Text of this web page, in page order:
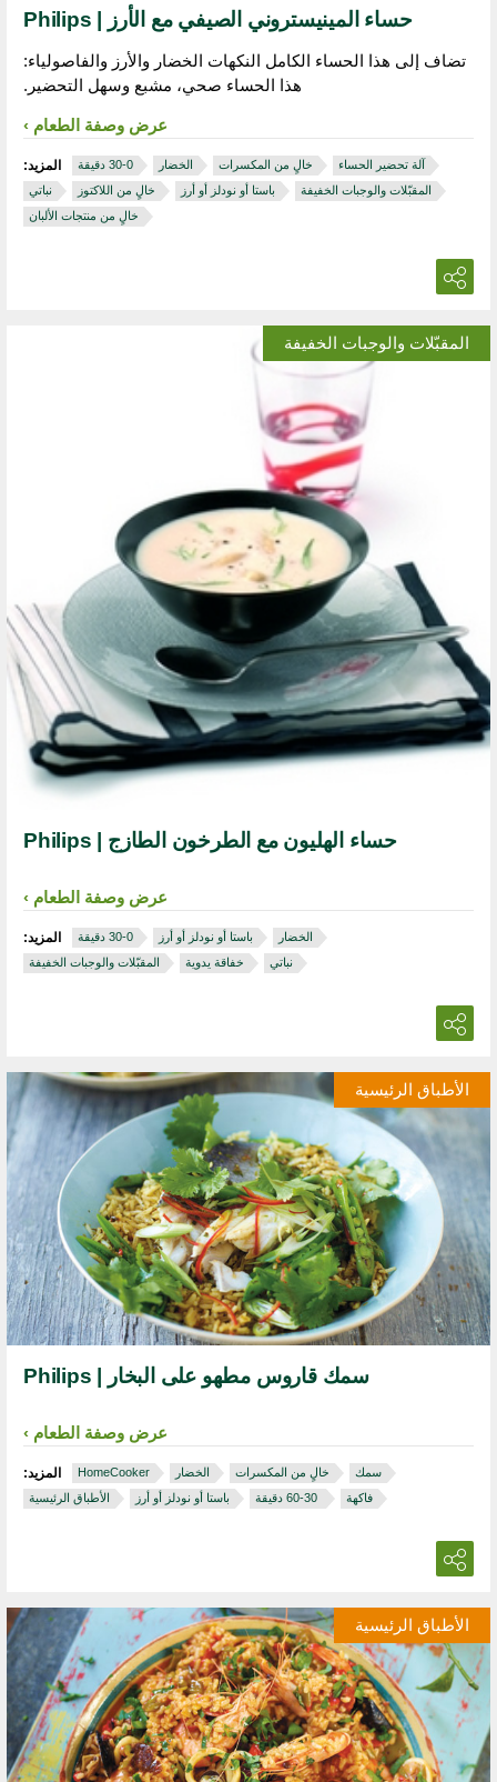
حساء المينيستروني الصيفي مع الأرز | Philips
تضاف إلى هذا الحساء الكامل النكهات الخضار والأرز والفاصولياء:
هذا الحساء صحي، مشبع وسهل التحضير.
عرض وصفة الطعام
المزيد: الخضار خالٍ من المكسرات
آلة تحضير الحساء
نباتي
خالٍ من اللاكتوز باستا أو نودلز أو أرز
المقبّلات والوجبات الخفيفة
خالٍ من منتجات الألبان
المقبّلات والوجبات الخفيفة
حساء الهليون مع الطرخون الطازج | Philips
عرض وصفة الطعام
المزيد: باستا أو نودلز أو أرز
الخضار
المقبّلات والوجبات الخفيفة
خفاقة يدوية نباتي
الأطباق الرئيسية
سمك قاروس مطهو على البخار | Philips
عرض وصفة الطعام
المزيد: HomeCooker الخضار خالٍ من المكسرات
سمك
الأطباق الرئيسية
باستا أو نودلز أو أرز ‏ 30‏-60 دقيقة فاكهة
الأطباق الرئيسية